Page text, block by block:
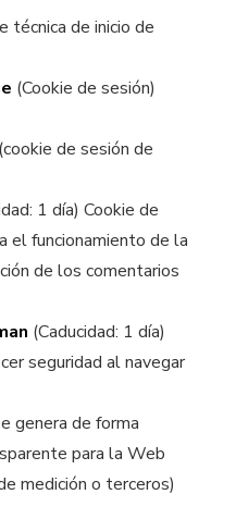
técnica de inicio de
(Cookie de sesión)
(cookie de sesión de
1 día) Cookie de
el funcionamiento de la
de los comentarios
(Caducidad: 1 día)
seguridad al navegar
genera de forma
para la Web
medición o terceros)